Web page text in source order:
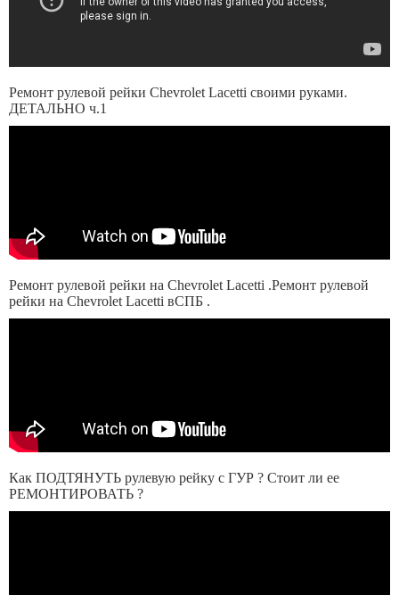
Ремонт рулевой рейки Chevrolet Lacetti своими руками.
ДЕТАЛЬНО ч.1
Ремонт рулевой рейки на Chevrolet Lacetti .Ремонт рулевой
рейки на Chevrolet Lacetti вСПБ .
Как ПОДТЯНУТЬ рулевую рейку с ГУР ? Стоит ли ее
РЕМОНТИРОВАТЬ ?